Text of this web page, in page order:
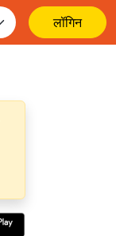
लॉगिन